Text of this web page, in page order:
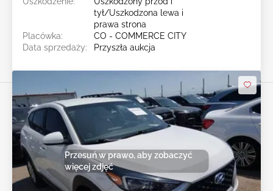
tył/Uszkodzona lewa i
prawa strona
Placówka:
CO - COMMERCE CITY
Data sprzedaży:
Przyszła aukcja
Przesuń w prawo, aby zobaczyć
więcej zdjęć